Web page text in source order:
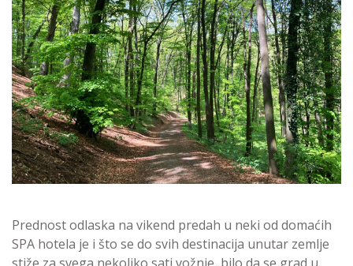
Prednost odlaska na vikend predah u neki od domaćih
SPA hotela je i što se do svih destinacija unutar zemlje
stiže za svega nekoliko sati vožnje, bilo da se grad u